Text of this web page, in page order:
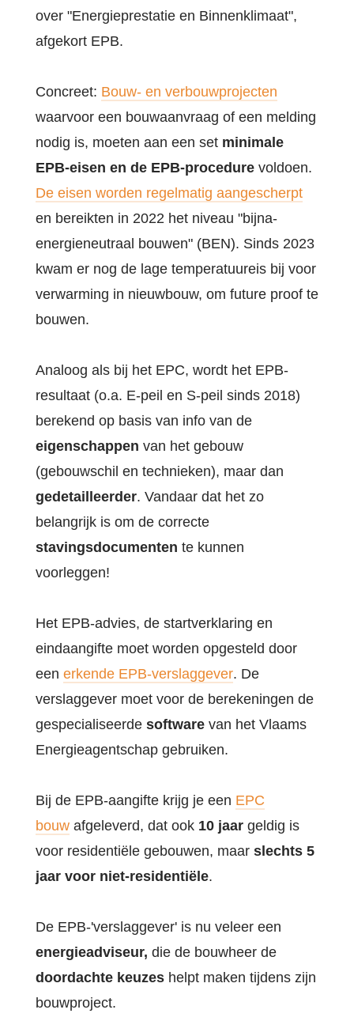
over "Energieprestatie en Binnenklimaat",
afgekort EPB.
Concreet: Bouw- en verbouwprojecten
waarvoor een bouwaanvraag of een melding
nodig is, moeten aan een set minimale
EPB-eisen en de EPB-procedurevoldoen.
De eisen worden regelmatig aangescherpt
en bereikten in 2022 het niveau "bijna-
energieneutraal bouwen" (BEN). Sinds 2023
kwam er nog de lage temperatuureis bij voor
verwarming in nieuwbouw, om future proof te
bouwen.
Analoog als bij het EPC, wordt het EPB-
resultaat (o.a. E-peil en S-peil sinds 2018)
berekend op basis van info van de
eigenschappen van het gebouw
(gebouwschil en technieken), maar dan
gedetailleerder. Vandaar dat het zo
belangrijk is om de correcte
stavingsdocumenten te kunnen
voorleggen!
Het EPB-advies, de startverklaring en
eindaangifte moet worden opgesteld door
een erkende EPB-verslaggever. De
verslaggever moet voor de berekeningen de
gespecialiseerde softwarevan het Vlaams
Energieagentschap gebruiken.
Bij de EPB-aangifte krijg je een EPC
bouwafgeleverd, dat ook 10 jaargeldig is
voor residentiële gebouwen, maar slechts 5
jaar voor niet-residentiële.
De EPB-'verslaggever' is nu veleer een
energieadviseur, die de bouwheer de
doordachte keuzeshelpt maken tijdens zijn
bouwproject.